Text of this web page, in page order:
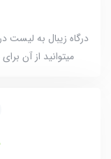
درگاه زیبال به لیست
میتوانید از آن